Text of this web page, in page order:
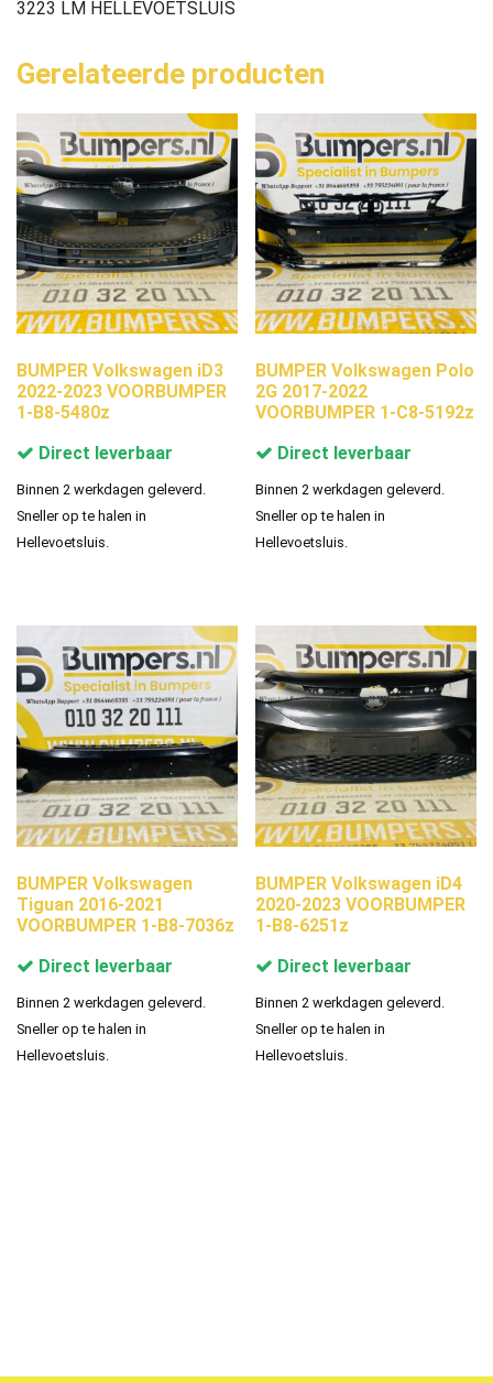
3223 LM HELLEVOETSLUIS
Gerelateerde producten
BUMPER Volkswagen iD3
2022-2023 VOORBUMPER
1-B8-5480z
Direct leverbaar
Binnen 2 werkdagen geleverd.
Sneller op te halen in
Hellevoetsluis.
BUMPER Volkswagen Polo
2G 2017-2022
VOORBUMPER 1-C8-5192z
Direct leverbaar
Binnen 2 werkdagen geleverd.
Sneller op te halen in
Hellevoetsluis.
BUMPER Volkswagen
Tiguan 2016-2021
VOORBUMPER 1-B8-7036z
Direct leverbaar
Binnen 2 werkdagen geleverd.
Sneller op te halen in
Hellevoetsluis.
BUMPER Volkswagen iD4
2020-2023 VOORBUMPER
1-B8-6251z
Direct leverbaar
Binnen 2 werkdagen geleverd.
Sneller op te halen in
Hellevoetsluis.